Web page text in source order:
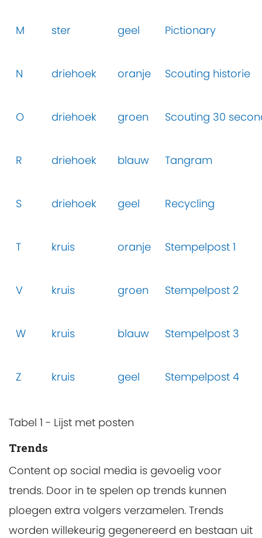
M ster geel Pictionary
N driehoek oranje Scouting historie
O driehoek groen Scouting 30
R driehoek blauw Tangram
S driehoek geel Recycling
T kruis oranje Stempelpost 1
V kruis groen Stempelpost 2
W kruis blauw Stempelpost 3
Z kruis geel Stempelpost 4
Tabel 1 - Lijst met posten
Trends
Content op social media is gevoelig voor
trends. Door in te spelen op trends kunnen
ploegen extra volgers verzamelen. Trends
worden willekeurig gegenereerd en bestaan uit